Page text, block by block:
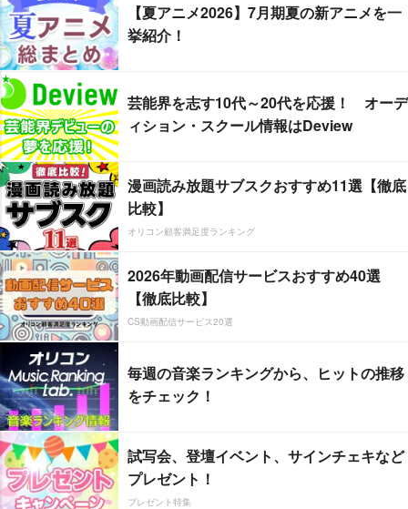
【夏アニメ2026】7月期夏の新アニメを一
挙紹介！
芸能界を志す10代～20代を応援！ オーデ
ィション・スクール情報はDeview
漫画読み放題サブスクおすすめ11選【徹底
比較】
オリコン顧客満足度ランキング
2026年動画配信サービスおすすめ40選
【徹底比較】
CS動画配信サービス20選
毎週の音楽ランキングから、ヒットの推移
をチェック！
試写会、登壇イベント、サインチェキなど
プレゼント！
プレゼント特集